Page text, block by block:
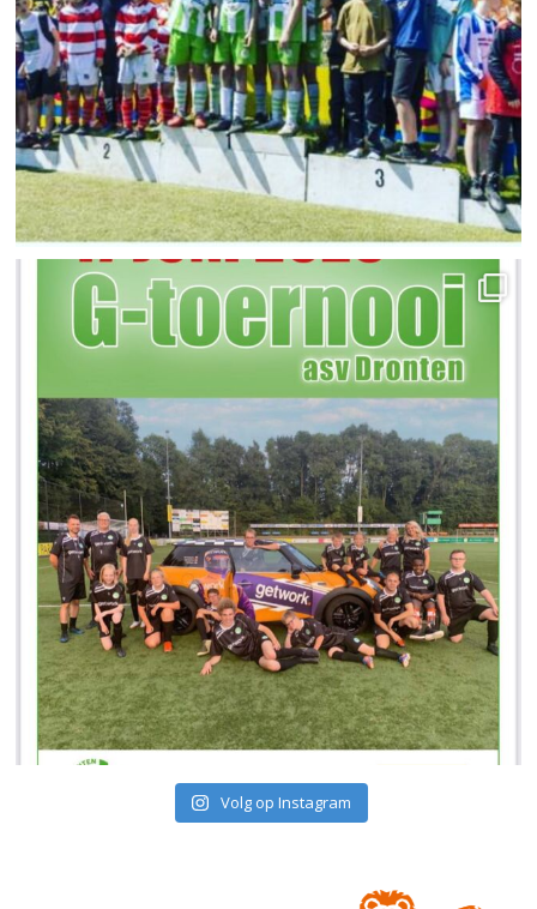
Volg op Instagram